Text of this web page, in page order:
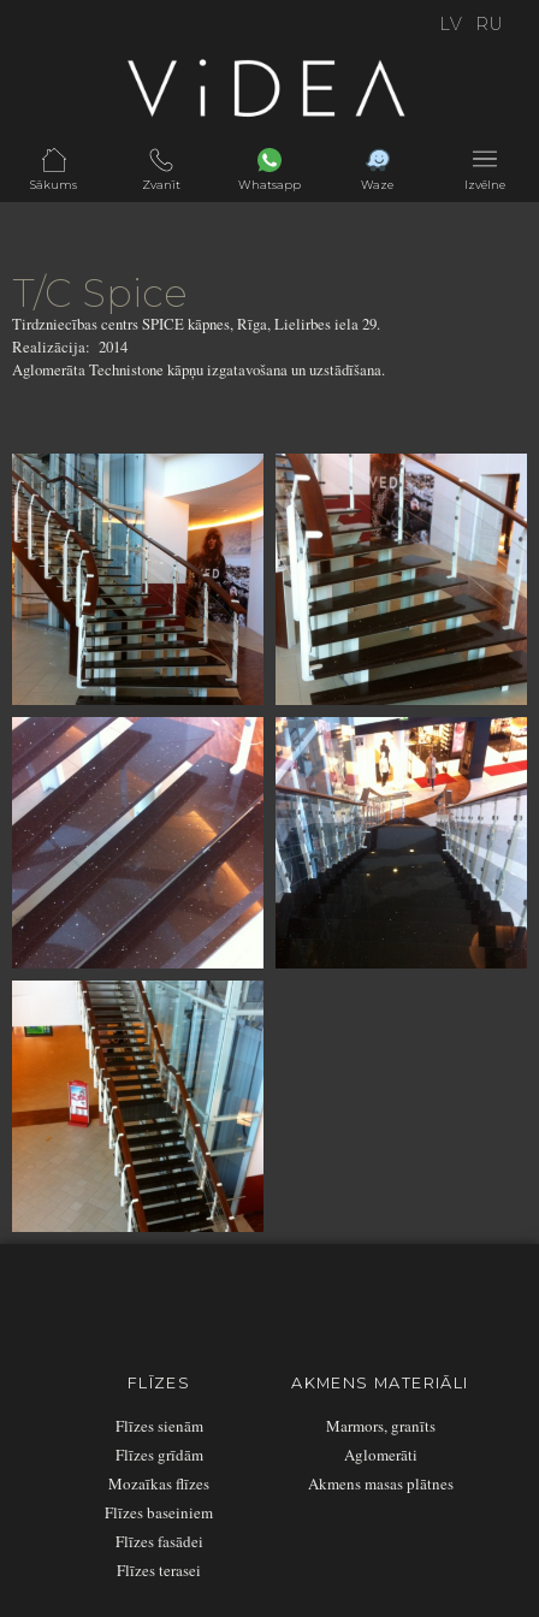
LV RU
Sākums Zvanīt Whatsapp Waze Izvēlne
T/C Spice
Tirdzniecības centrs SPICE kāpnes, Rīga, Lielirbes iela 29.
Realizācija: 2014
Aglomerāta Technistone kāpņu izgatavošana un uzstādīšana.
FLĪZES
Flīzes sienām
Flīzes grīdām
Mozaīkas flīzes
Flīzes baseiniem
Flīzes fasādei
Flīzes terasei
AKMENS MATERIĀLI
Marmors, granīts
Aglomerāti
Akmens masas plātnes